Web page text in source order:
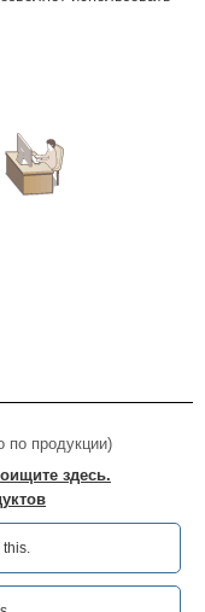
по продукции)
здесь.
this.‎